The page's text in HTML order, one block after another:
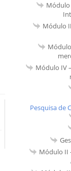
Módulo
Módulo
Módulo IV
Pesquisa de
Módulo II